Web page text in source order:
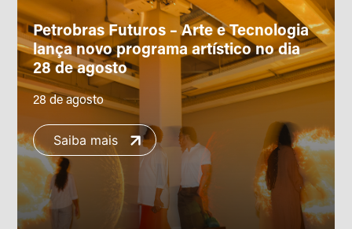
Petrobras Futuros – Arte e Tecnologia
lança novo programa artístico no dia
28 de agosto
28 de agosto
Saiba mais